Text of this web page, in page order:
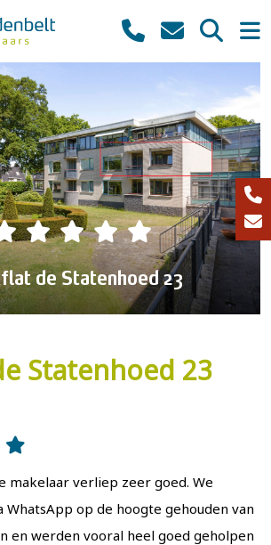
de Statenhoed 23
Statenhoed 23
makelaar verliep zeer goed. We
WhatsApp op de hoogte gehouden van
en werden vooral heel goed geholpen